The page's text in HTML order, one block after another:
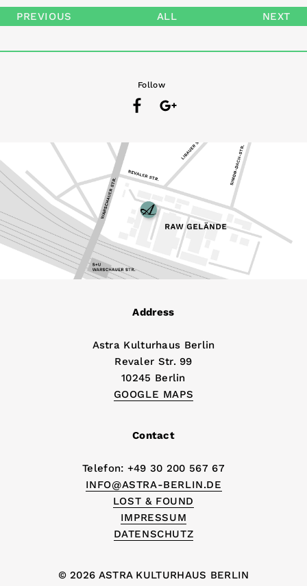
PREVIOUS ALL NEXT
Follow
Address
Astra Kulturhaus Berlin
Revaler Str. 99
10245 Berlin
GOOGLE MAPS
Contact
Telefon: +49 30 200 567 67
INFO@ASTRA-BERLIN.DE
LOST & FOUND
IMPRESSUM
DATENSCHUTZ
© 2026 ASTRA KULTURHAUS BERLIN